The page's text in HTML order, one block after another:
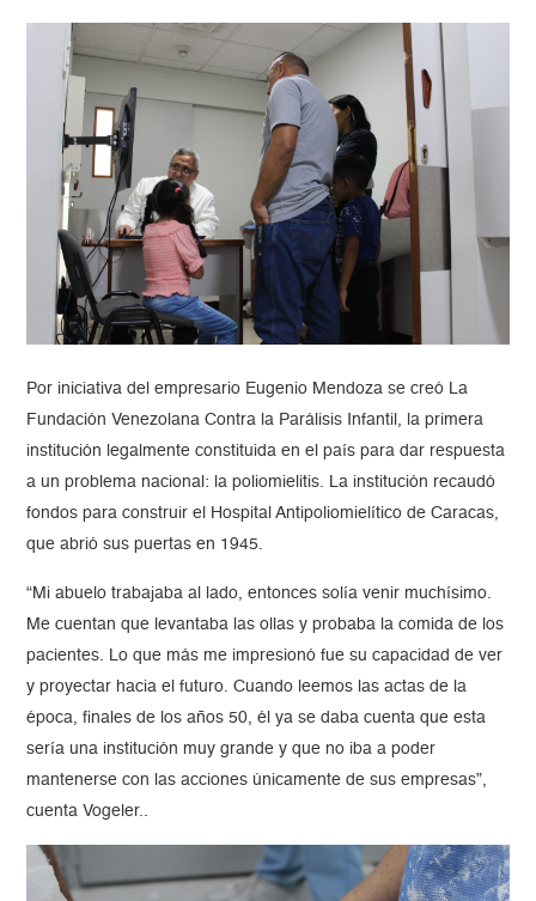
Por iniciativa del empresario Eugenio Mendoza se creó La
Fundación Venezolana Contra la Parálisis Infantil, la primera
institución legalmente constituida en el país para dar respuesta
a un problema nacional: la poliomielitis. La institución recaudó
fondos para construir el Hospital Antipoliomielítico de Caracas,
que abrió sus puertas en 1945.
“Mi abuelo trabajaba al lado, entonces solía venir muchísimo.
Me cuentan que levantaba las ollas y probaba la comida de los
pacientes. Lo que más me impresionó fue su capacidad de ver
y proyectar hacia el futuro. Cuando leemos las actas de la
época, finales de los años 50, él ya se daba cuenta que esta
sería una institución muy grande y que no iba a poder
mantenerse con las acciones únicamente de sus empresas”,
cuenta Vogeler..